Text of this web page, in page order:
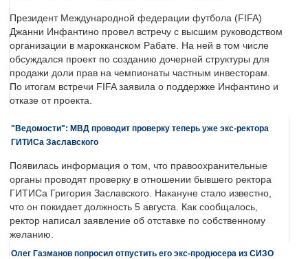
Президент Международной федерации футбола (FIFA)
Джанни Инфантино провел встречу с высшим руководством
организации в марокканском Рабате. На ней в том числе
обсуждался проект по созданию дочерней структуры для
продажи доли прав на чемпионаты частным инвесторам.
По итогам встречи FIFA заявила о поддержке Инфантино и
отказе от проекта.
"Ведомости": МВД проводит проверку теперь уже экс-ректора
ГИТИСа Заславского
Появилась информация о том, что правоохранительные
органы проводят проверку в отношении бывшего ректора
ГИТИСа Григория Заславского. Накануне стало известно,
что он покидает должность 5 августа. Как сообщалось,
ректор написал заявление об отставке по собственному
желанию.
Олег Газманов попросил отпустить его экс-продюсера из СИЗО